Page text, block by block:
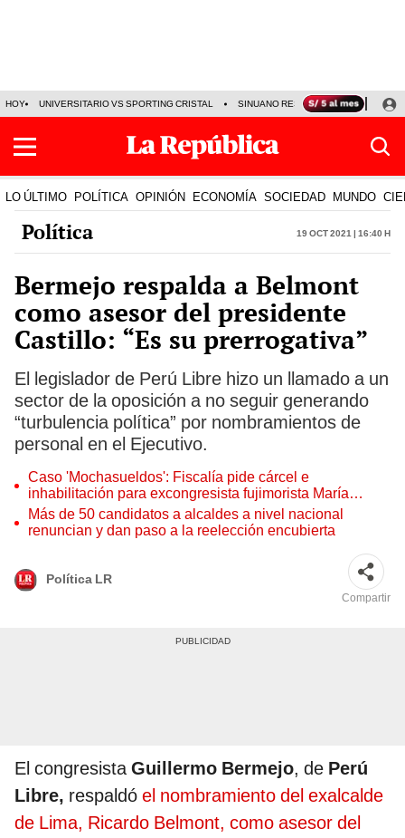
HOY UNIVERSITARIO VS SPORTING CRISTAL SINUANO RESULTADOS HOY
LO ÚLTIMO POLÍTICA OPINIÓN ECONOMÍA SOCIEDAD MUNDO
Política 19 Oct 2021 | 16:40 h
Bermejo respalda a Belmont
como asesor del presidente
Castillo: “Es su prerrogativa”
El legislador de Perú Libre hizo un llamado a un
sector de la oposición a no seguir generando
“turbulencia política” por nombramientos de
personal en el Ejecutivo.
Caso 'Mochasueldos': Fiscalía pide cárcel e
inhabilitación para excongresista fujimorista María
Cordero Jon Tay
Más de 50 candidatos a alcaldes a nivel nacional
renuncian y dan paso a la reelección encubierta
Política LR
Compartir
El congresistaGuillermo Bermejo, de Perú
Libre, respaldó el nombramiento del exalcalde
de Lima, Ricardo Belmont, como asesor del